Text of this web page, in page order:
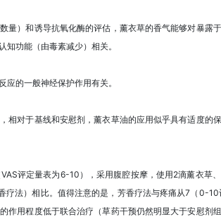
量）和诱导抗氧化酶的评估，薰衣草的香气能够对暴
功能（由毒素减少）相关。
的一般神经保护作用有关。
相对于基线和安慰剂，薰衣草油的应用似乎具有适度的
评定量表为6-10），采用腹腔按摩，使用2滴薰衣草
疗法）相比。值得注意的是，芳香疗法与疼痛从7（0-
作用程度低于联合治疗（草药干预仍然明显大于安慰剂